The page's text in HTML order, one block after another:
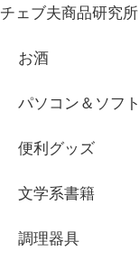
チェブ夫商品研究所
お酒
パソコン＆ソフト
便利グッズ
文学系書籍
調理器具